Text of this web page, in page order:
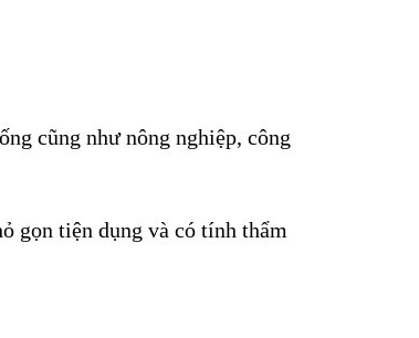
cũng như nông nghiệp, công
gọn tiện dụng và có tính thẩm